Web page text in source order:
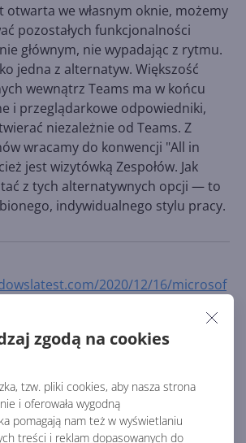
zgodą na cookies
tzw. pliki cookies, aby nasza strona
i oferowała wygodną
pomagają nam też w wyświetlaniu
treści i reklam dopasowanych do
otwarta we własnym oknie, możemy
pozostałych funkcjonalności
głównym, nie wypadając z rytmu.
jedna z alternatyw. Większość
wewnątrz Teams ma w końcu
i przeglądarkowe odpowiedniki,
niezależnie od Teams. Z
wracamy do konwencji "All in
jest wizytówką Zespołów. Jak
z tych alternatywnych opcji — to
indywidualnego stylu pracy.
2020/12/16/microsof
Z KATEGORII TEAMS
Zatrzęsienie nowości w
Microsoft Teams. Zmiany z